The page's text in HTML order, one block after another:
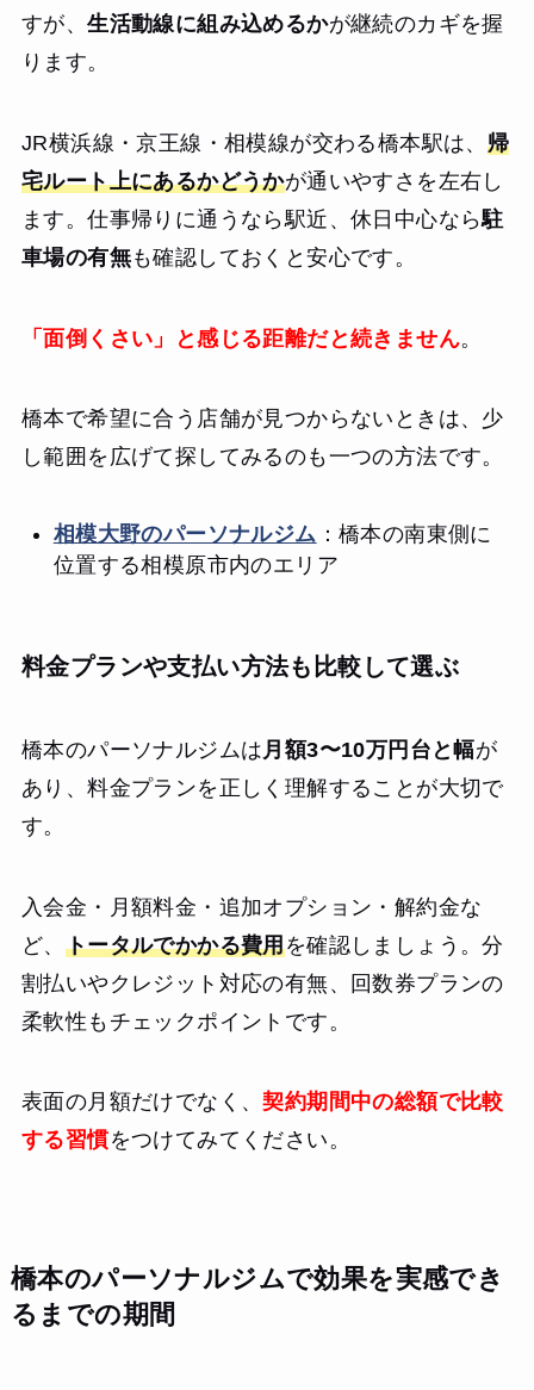
すが、生活動線に組み込めるかが継続のカギを握
ります。
JR横浜線・京王線・相模線が交わる橋本駅は、 帰
宅ルート上にあるかどうかが通いやすさを左右し
ます。仕事帰りに通うなら駅近、休日中心なら駐
車場の有無も確認しておくと安心です。
「面倒くさい」と感じる距離だと続きません。
橋本で希望に合う店舗が見つからないときは、少
し範囲を広げて探してみるのも一つの方法です。
相模大野のパーソナルジム ：橋本の南東側に
位置する相模原市内のエリア
料金プランや支払い方法も比較して選ぶ
橋本のパーソナルジムは 月額3〜10万円台と幅が
あり、料金プランを正しく理解することが大切で
す。
入会金・月額料金・追加オプション・解約金な
ど、 トータルでかかる費用を確認しましょう。分
割払いやクレジット対応の有無、回数券プランの
柔軟性もチェックポイントです。
表面の月額だけでなく、契約期間中の総額で比較
する習慣をつけてみてください。
橋本のパーソナルジムで効果を実感でき
るまでの期間